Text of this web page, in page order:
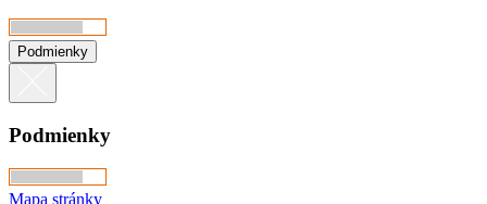
Podmienky
Podmienky
Mapa stránky